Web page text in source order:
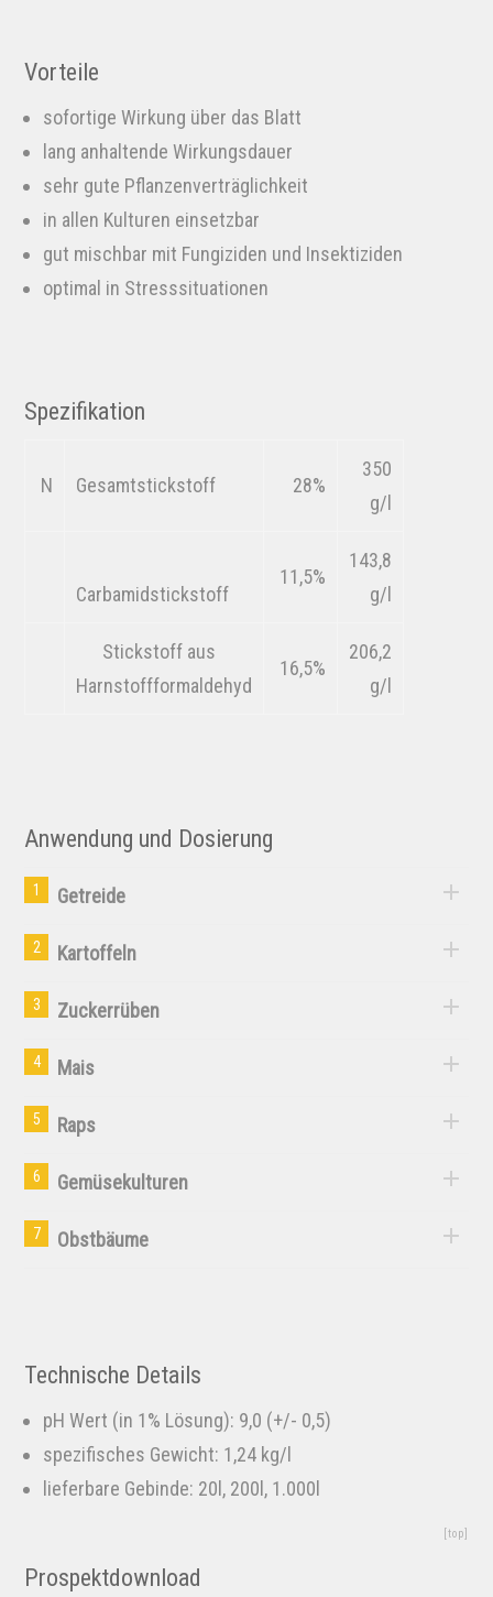
Vorteile
sofortige Wirkung über das Blatt
lang anhaltende Wirkungsdauer
sehr gute Pflanzenverträglichkeit
in allen Kulturen einsetzbar
gut mischbar mit Fungiziden und Insektiziden
optimal in Stresssituationen
Spezifikation
N Gesamtstickstoff 28%
350
g/l
Carbamidstickstoff
11,5%
143,8
g/l
Stickstoff aus
Harnstoffformaldehyd
16,5%
206,2
g/l
Anwendung und Dosierung
1 Getreide
2 Kartoffeln
3 Zuckerrüben
4 Mais
5 Raps
6 Gemüsekulturen
7 Obstbäume
Technische Details
pH Wert (in 1% Lösung): 9,0 (+/- 0,5)
spezifisches Gewicht: 1,24 kg/l
lieferbare Gebinde: 20l, 200l, 1.000l
[top]
Prospektdownload